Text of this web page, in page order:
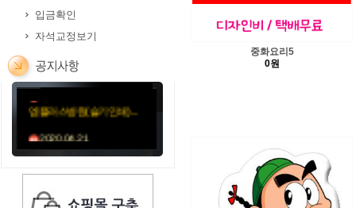
입금확인
자석교정보기
투...
미소요양병원(성민문화사...
2020.04.21
엠플러스병원(슬기인쇄)...
2020.04.21
2020.04.21
성가롤로병원(먹는약)순...
중화요리5
0원